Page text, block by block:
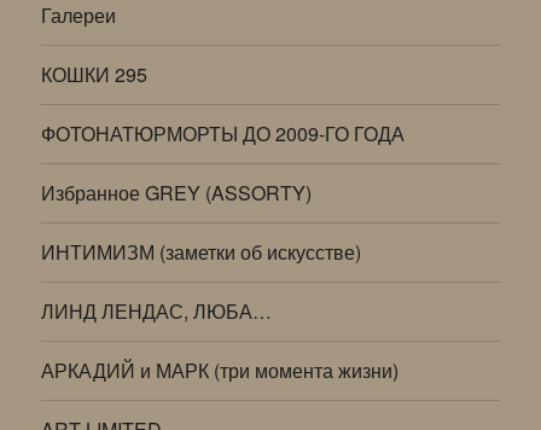
Галереи
КОШКИ 295
ФОТОНАТЮРМОРТЫ ДО 2009-ГО ГОДА
Избранное GREY (ASSORTY)
ИНТИМИЗМ (заметки об искусстве)
ЛИНД ЛЕНДАС, ЛЮБА…
АРКАДИЙ и МАРК (три момента жизни)